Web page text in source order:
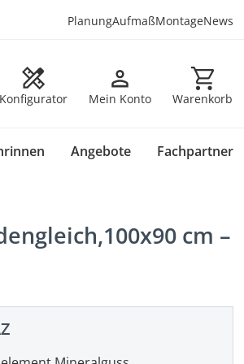
PlanungAufmaßMontageNews
Konfigurator Mein Konto Warenkorb
Warenkorb
Angebote Fachpartner
cm –